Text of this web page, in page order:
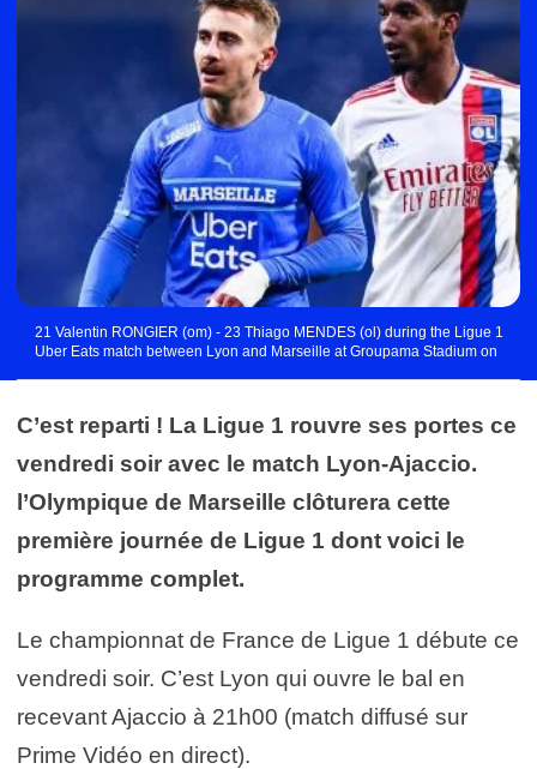
21 Valentin RONGIER (om) - 23 Thiago MENDES (ol) during the Ligue 1
Uber Eats match between Lyon and Marseille at Groupama Stadium on
C’est reparti ! La Ligue 1 rouvre ses portes ce
vendredi soir avec le match Lyon-Ajaccio.
l’Olympique de Marseille clôturera cette
première journée de Ligue 1 dont voici le
programme complet.
Le championnat de France de Ligue 1 débute ce
vendredi soir. C’est Lyon qui ouvre le bal en
recevant Ajaccio à 21h00 (match diffusé sur
Prime Vidéo en direct).